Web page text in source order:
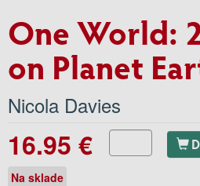
One World:
on Planet
Nicola Davies
16.95 €
Na sklade